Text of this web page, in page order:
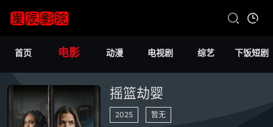
首页 电影 动漫 电视剧 综艺 下饭短剧
摇篮劫婴
2025 暂无